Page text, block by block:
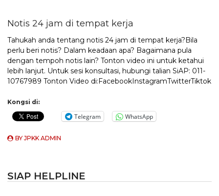
Notis 24 jam di tempat kerja
Tahukah anda tentang notis 24 jam di tempat kerja?Bila
perlu beri notis? Dalam keadaan apa? Bagaimana pula
dengan tempoh notis lain? Tonton video ini untuk ketahui
lebih lanjut. Untuk sesi konsultasi, hubungi talian SiAP: 011-
10767989 Tonton Video di:FacebookInstagramTwitterTiktok
Kongsi di:
Telegram WhatsApp
BYJPKK ADMIN
SIAP HELPLINE